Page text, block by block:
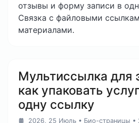
отзывы и форму записи в
Связка с файловыми
материалами.
Мультиссылка для
как упаковать
одну ссылку
2026, 25 Июль • Био-страницы •